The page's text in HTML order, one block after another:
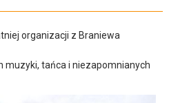
organizacji z Braniewa
muzyki, tańca i niezapomnianych